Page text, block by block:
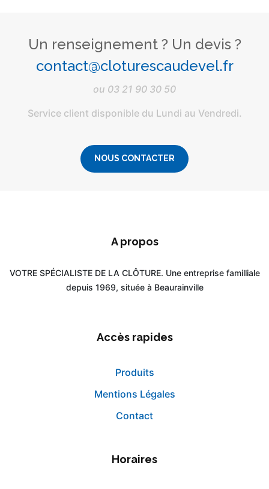
Un renseignement ? Un devis ?
contact@cloturescaudevel.fr
ou 03 21 90 30 50
Service client disponible du Lundi au Vendredi.
NOUS CONTACTER
A propos
VOTRE SPÉCIALISTE DE LA CLÔTURE. Une entreprise familliale
depuis 1969, située à Beaurainville
Accès rapides
Produits
Mentions Légales
Contact
Horaires